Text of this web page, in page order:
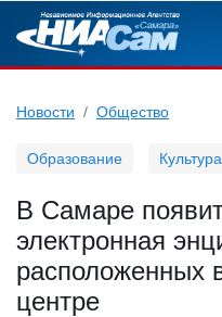
Новости Общество
Образование Культура
В Самаре
электронная
расположенных
центре